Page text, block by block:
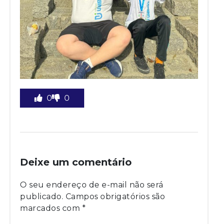
0 0
Deixe um comentário
O seu endereço de e-mail não será
publicado. Campos obrigatórios são
marcados com *